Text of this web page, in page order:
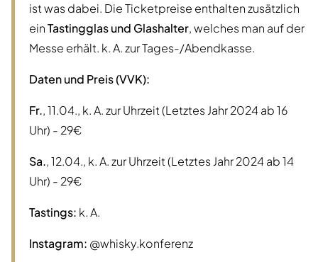
ist was dabei. Die Ticketpreise enthalten zusätzlich
einTastingglas und Glashalter, welches man auf der
Messe erhält. k. A. zur Tages-/Abendkasse.
Daten und Preis (VVK):
Fr., 11.04., k. A. zur Uhrzeit (Letztes Jahr 2024 ab 16
Uhr) - 29€
Sa., 12.04., k. A. zur Uhrzeit (Letztes Jahr 2024 ab 14
Uhr) - 29€
Tastings: k. A.
Instagram: @whisky.konferenz